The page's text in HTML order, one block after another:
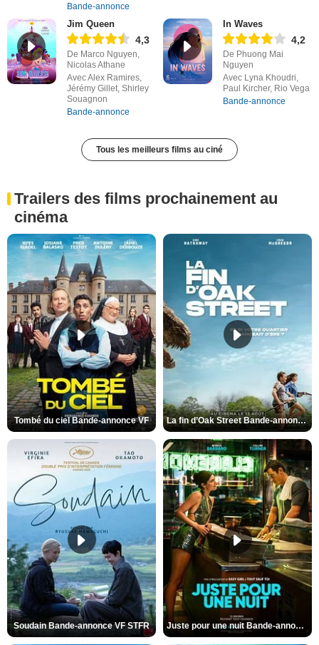
Bande-annonce
Jim Queen
4,3
De Marco Nguyen,
Nicolas Athane
Avec Alex Ramires,
Jérémy Gillet, Shirley
Souagnon
Bande-annonce
In Waves
4,2
De Phuong Mai
Nguyen
Avec Lyna Khoudri,
Paul Kircher, Rio Vega
Bande-annonce
Tous les meilleurs films au ciné
Trailers des films prochainement au
cinéma
Tombé du ciel Bande-annonce VF La fin d’Oak Street Bande-annonce VO STFR
Soudain Bande-annonce VF STFR Juste pour une nuit Bande-annonce VO STFR